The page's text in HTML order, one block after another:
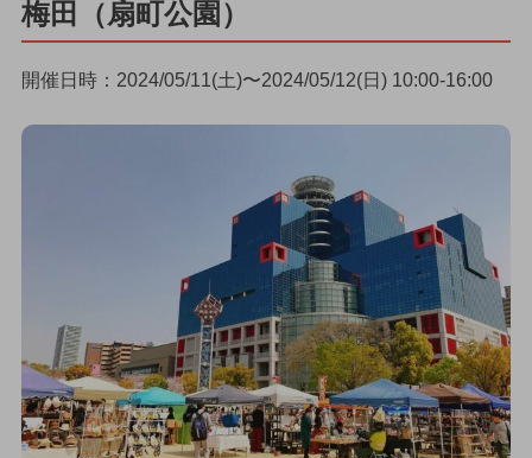
梅田（扇町公園）
開催日時：2024/05/11(土)〜2024/05/12(日) 10:00-16:00